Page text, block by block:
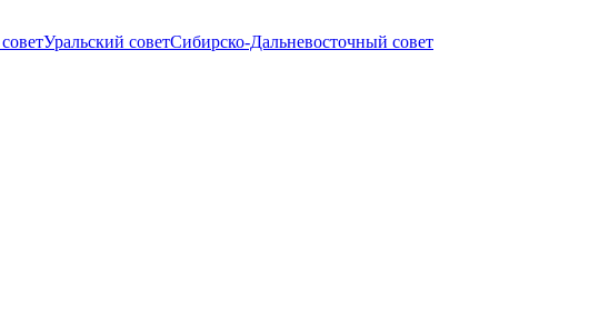
Уральский советСибирско-Дальневосточный совет